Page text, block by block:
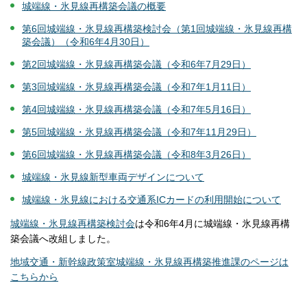
城端線・氷見線再構築会議の概要
第6回城端線・氷見線再構築検討会（第1回城端線・氷見線再構
築会議）（令和6年4月30日）
第2回城端線・氷見線再構築会議（令和6年7月29日）
第3回城端線・氷見線再構築会議（令和7年1月11日）
第4回城端線・氷見線再構築会議（令和7年5月16日）
第5回城端線・氷見線再構築会議（令和7年11月29日）
第6回城端線・氷見線再構築会議（令和8年3月26日）
城端線・氷見線新型車両デザインについて
城端線・氷見線における交通系ICカードの利用開始について
城端線・氷見線再構築検討会は令和6年4月に城端線・氷見線再構
築会議へ改組しました。
地域交通・新幹線政策室城端線・氷見線再構築推進課のページは
こちらから